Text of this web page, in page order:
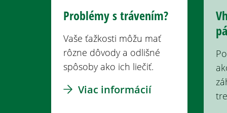
Vaše ťažkosti môžu mať
rôzne dôvody a odlišné
spôsoby ako ich liečiť.
Viac informácií
Problémy s trávením?